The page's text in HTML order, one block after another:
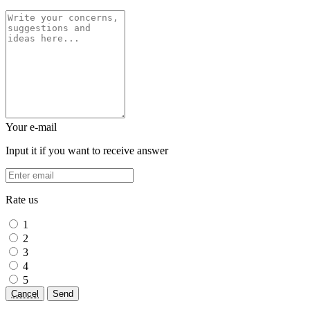
Your e-mail
Input it if you want to receive answer
Rate us
1
2
3
4
5
Cancel Send